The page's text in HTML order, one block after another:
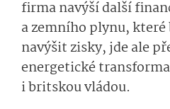
firma navýší další
a zemního plynu,
navýšit zisky, jde ale
energetické
i britskou vládou.